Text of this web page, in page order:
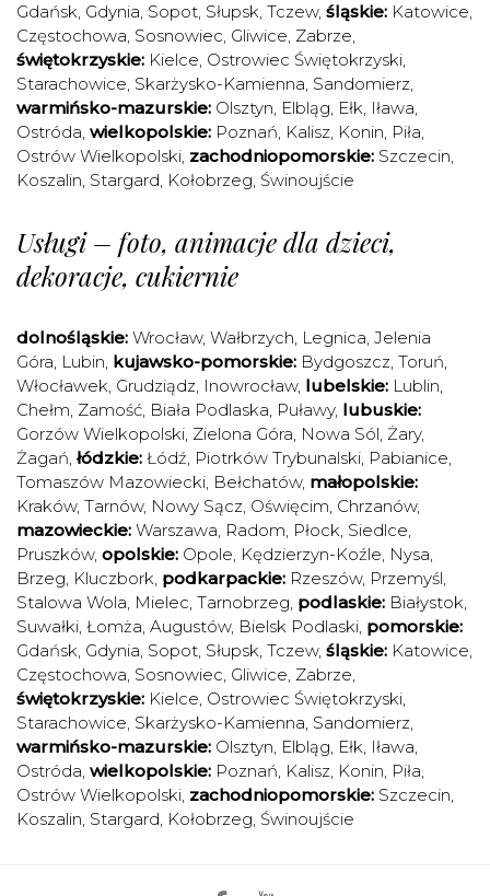
Gdańsk, Gdynia, Sopot, Słupsk, Tczew, śląskie: Katowice,
Częstochowa, Sosnowiec, Gliwice, Zabrze,
świętokrzyskie: Kielce, Ostrowiec Świętokrzyski,
Starachowice, Skarżysko-Kamienna, Sandomierz,
warmińsko-mazurskie: Olsztyn, Elbląg, Ełk, Iława,
Ostróda, wielkopolskie: Poznań, Kalisz, Konin, Piła,
Ostrów Wielkopolski, zachodniopomorskie: Szczecin,
Koszalin, Stargard, Kołobrzeg, Świnoujście
Usługi – foto, animacje dla dzieci,
dekoracje, cukiernie
dolnośląskie: Wrocław, Wałbrzych, Legnica, Jelenia
Góra, Lubin, kujawsko-pomorskie: Bydgoszcz, Toruń,
Włocławek, Grudziądz, Inowrocław, lubelskie: Lublin,
Chełm, Zamość, Biała Podlaska, Puławy, lubuskie:
Gorzów Wielkopolski, Zielona Góra, Nowa Sól, Żary,
Żagań, łódzkie: Łódź, Piotrków Trybunalski, Pabianice,
Tomaszów Mazowiecki, Bełchatów, małopolskie:
Kraków, Tarnów, Nowy Sącz, Oświęcim, Chrzanów,
mazowieckie: Warszawa, Radom, Płock, Siedlce,
Pruszków, opolskie: Opole, Kędzierzyn-Koźle, Nysa,
Brzeg, Kluczbork, podkarpackie: Rzeszów, Przemyśl,
Stalowa Wola, Mielec, Tarnobrzeg, podlaskie: Białystok,
Suwałki, Łomża, Augustów, Bielsk Podlaski, pomorskie:
Gdańsk, Gdynia, Sopot, Słupsk, Tczew, śląskie: Katowice,
Częstochowa, Sosnowiec, Gliwice, Zabrze,
świętokrzyskie: Kielce, Ostrowiec Świętokrzyski,
Starachowice, Skarżysko-Kamienna, Sandomierz,
warmińsko-mazurskie: Olsztyn, Elbląg, Ełk, Iława,
Ostróda, wielkopolskie: Poznań, Kalisz, Konin, Piła,
Ostrów Wielkopolski, zachodniopomorskie: Szczecin,
Koszalin, Stargard, Kołobrzeg, Świnoujście